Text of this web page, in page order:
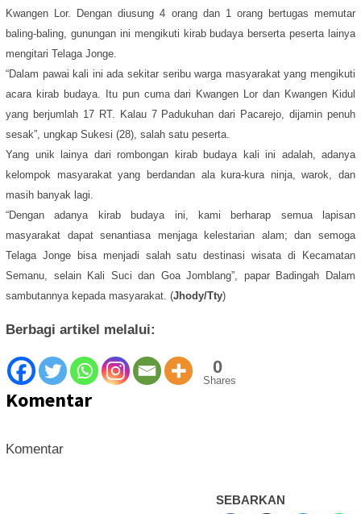
Kwangen Lor. Dengan diusung 4 orang dan 1 orang bertugas memutar
baling-baling, gunungan ini mengikuti kirab budaya berserta peserta lainya
mengitari Telaga Jonge.
“Dalam pawai kali ini ada sekitar seribu warga masyarakat yang mengikuti
acara kirab budaya. Itu pun cuma dari Kwangen Lor dan Kwangen Kidul
yang berjumlah 17 RT. Kalau 7 Padukuhan dari Pacarejo, dijamin penuh
sesak”, ungkap Sukesi (28), salah satu peserta.
Yang unik lainya dari rombongan kirab budaya kali ini adalah, adanya
kelompok masyarakat yang berdandan ala kura-kura ninja, warok, dan
masih banyak lagi.
“Dengan adanya kirab budaya ini, kami berharap semua lapisan
masyarakat dapat senantiasa menjaga kelestarian alam; dan semoga
Telaga Jonge bisa menjadi salah satu destinasi wisata di Kecamatan
Semanu, selain Kali Suci dan Goa Jomblang”, papar Badingah Dalam
sambutannya kepada masyarakat. (Jhody/Tty)
Berbagi artikel melalui:
0
Shares
Komentar
Komentar
SEBARKAN